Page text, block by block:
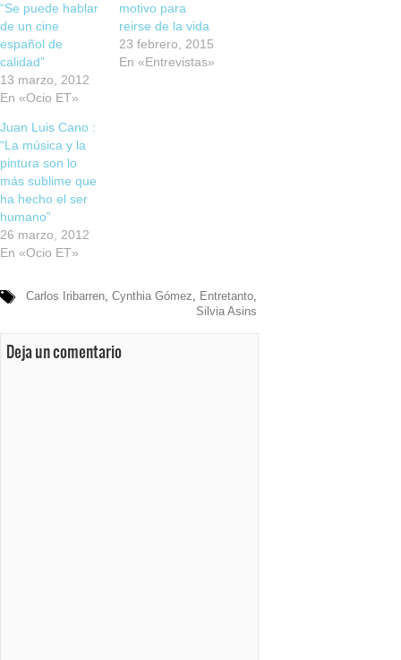
“Se puede hablar
de un cine
español de
calidad”
13 marzo, 2012
En «Ocio ET»
motivo para
reirse de la vida
23 febrero, 2015
En «Entrevistas»
Juan Luis Cano :
“La música y la
pintura son lo
más sublime que
ha hecho el ser
humano”
26 marzo, 2012
En «Ocio ET»
Carlos Iribarren, Cynthia Gómez, Entretanto,
Silvia Asins
Deja un comentario